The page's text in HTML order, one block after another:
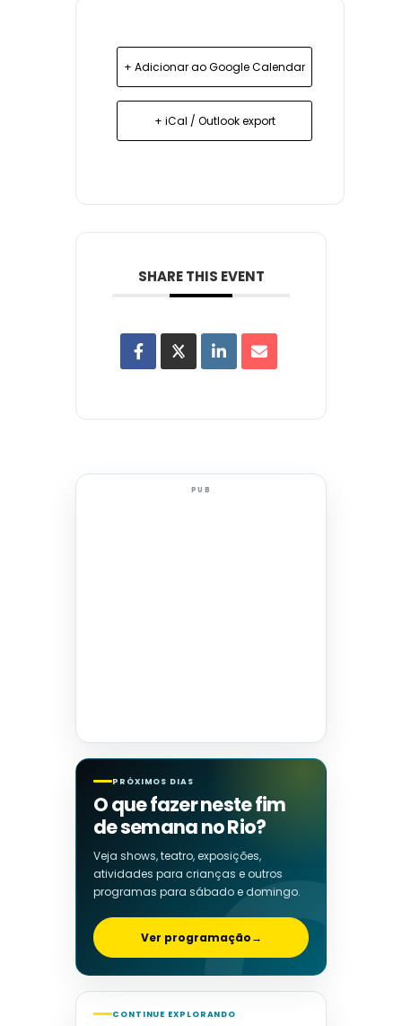
+ Adicionar ao Google Calendar
+ iCal / Outlook export
SHARE THIS EVENT
PUB
PRÓXIMOS DIAS
O que fazer neste fim
de semana no Rio?
Veja shows, teatro, exposições,
atividades para crianças e outros
programas para sábado e domingo.
Ver programação→
CONTINUE EXPLORANDO